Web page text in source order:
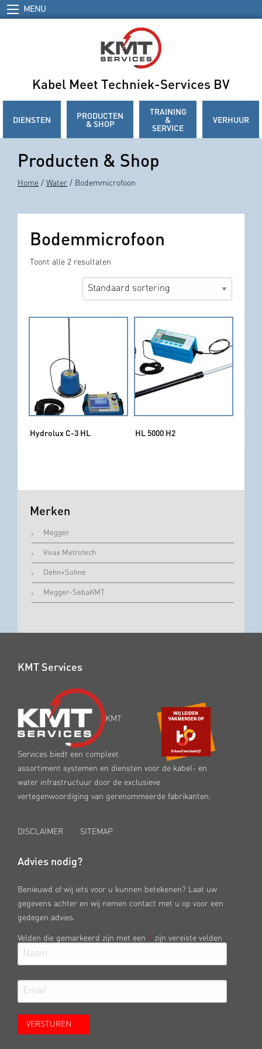
MENU
Kabel Meet Techniek-Services BV
DIENSTEN PRODUCTEN
& SHOP
TRAINING
&
SERVICE
VERHUUR
Producten & Shop
Home / Water / Bodemmicrofoon
Bodemmicrofoon
Toont alle 2 resultaten
Hydrolux C-3 HL HL 5000 H2
Merken
Megger
Vivax Metrotech
Dehn+Sohne
Megger-SebaKMT
KMT Services
KMT
Services biedt een compleet
assortiment systemen en diensten voor de kabel- en
water infrastructuur door de exclusieve
vertegenwoordiging van gerenommeerde fabrikanten.
DISCLAIMER SITEMAP
Advies nodig?
Benieuwd of wij iets voor u kunnen betekenen? Laat uw
gegevens achter en wij nemen contact met u op voor een
gedegen advies.
Velden die gemarkeerd zijn met een * zijn vereiste velden